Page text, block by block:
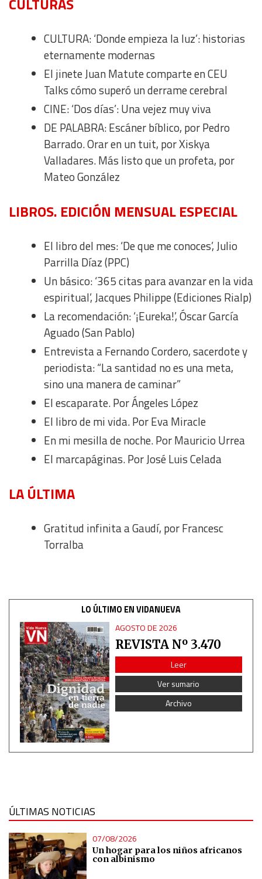
CULTURA: ‘Donde empieza la luz’: historias
eternamente modernas
El jinete Juan Matute comparte en CEU
Talks cómo superó un derrame cerebral
CINE: ‘Dos días’: Una vejez muy viva
DE PALABRA: Escáner bíblico, por Pedro
Barrado. Orar en un tuit, por Xiskya
Valladares. Más listo que un profeta, por
Mateo González
LIBROS. EDICIÓN MENSUAL ESPECIAL
El libro del mes: ‘De que me conoces’, Julio
Parrilla Díaz (PPC)
Un básico: ‘365 citas para avanzar en la vida
espiritual’, Jacques Philippe (Ediciones Rialp)
La recomendación: ‘¡Eureka!’, Óscar García
Aguado (San Pablo)
Entrevista a Fernando Cordero, sacerdote y
periodista: “La santidad no es una meta,
sino una manera de caminar”
El escaparate. Por Ángeles López
El libro de mi vida. Por Eva Miracle
En mi mesilla de noche. Por Mauricio Urrea
El marcapáginas. Por José Luis Celada
LA ÚLTIMA
Gratitud infinita a Gaudí, por Francesc
Torralba
LO ÚLTIMO EN VIDANUEVA
AGOSTO DE 2026
REVISTA Nº 3.470
Leer
Ver sumario
Archivo
ÚLTIMAS NOTICIAS
07/08/2026
Un hogar para los niños africanos
con albinismo
Understand audiences through statistics or combinations
of data from different sources
Develop and improve services
Use limited data to select content
Use precise geolocation data
Non-IAB processing purposes:
Analytical
Functional
Advertising